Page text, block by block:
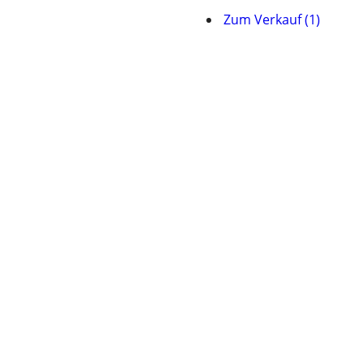
Zum Verkauf (1)